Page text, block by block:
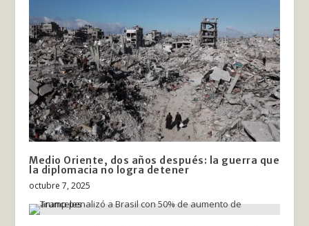
Medio Oriente, dos años después: la guerra que
la diplomacia no logra detener
octubre 7, 2025